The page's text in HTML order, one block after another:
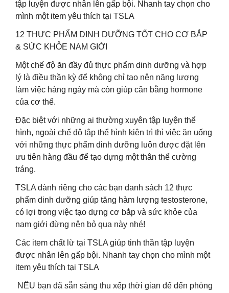
tập luyện được nhân lên gấp bội. Nhanh tay chọn cho
mình một item yêu thích tại TSLA
12 THỰC PHẨM DINH DƯỠNG TỐT CHO CƠ BẮP
& SỨC KHỎE NAM GIỚI
Một chế độ ăn đầy đủ thực phẩm dinh dưỡng và hợp
lý là điều thần kỳ để không chỉ tạo nên năng lượng
làm việc hàng ngày mà còn giúp cân bằng hormone
của cơ thể.
Đặc biệt với những ai thường xuyên tập luyện thể
hình, ngoài chế độ tập thể hình kiên trì thì việc ăn uống
với những thực phẩm dinh dưỡng luôn được đặt lên
ưu tiên hàng đầu để tạo dựng một thân thể cường
tráng.
TSLA dành riêng cho các bạn danh sách 12 thực
phẩm dinh dưỡng giúp tăng hàm lượng testosterone,
có lợi trong việc tạo dựng cơ bắp và sức khỏe của
nam giới đừng nên bỏ qua này nhé!
Các item chất lừ tại TSLA giúp tinh thần tập luyện
được nhân lên gấp bội. Nhanh tay chọn cho mình một
item yêu thích tại TSLA
️ NẾU bạn đã sẵn sàng thu xếp thời gian để đến phòng